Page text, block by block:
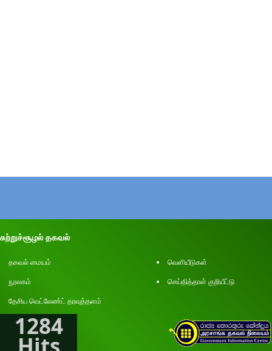
சுற்றுச்சூழல் தகவல்
தகவல் மையம்
வெளியீடுகள்
நூலகம்
செய்தித்தாள் குறியீட்டு
தேசிய வெட்லேண்ட் தரவுத்தளம்
1284